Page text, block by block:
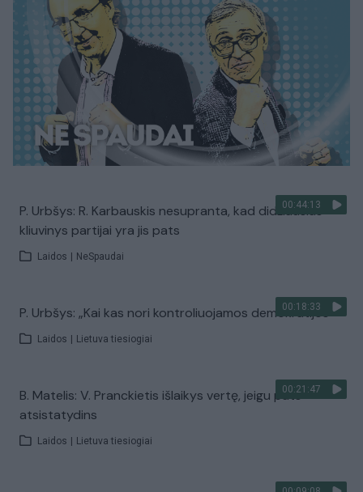
00:44:13
P. Urbšys: R. Karbauskis nesupranta, kad didžiausias
kliuvinys partijai yra jis pats
Laidos NeSpaudai
00:18:33
P. Urbšys: „Kai kas nori kontroliuojamos demokratijos“
Laidos Lietuva tiesiogiai
00:21:47
B. Matelis: V. Pranckietis išlaikys vertę, jeigu pats
atsistatydins
Laidos Lietuva tiesiogiai